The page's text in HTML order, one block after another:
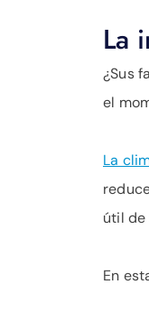
La
¿Sus
el
La
útil de
En